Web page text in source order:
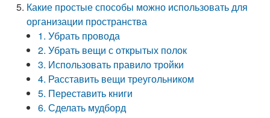
Какие простые способы можно использовать для
организации пространства
1. Убрать провода
2. Убрать вещи с открытых полок
3. Использовать правило тройки
4. Расставить вещи треугольником
5. Переставить книги
6. Сделать мудборд